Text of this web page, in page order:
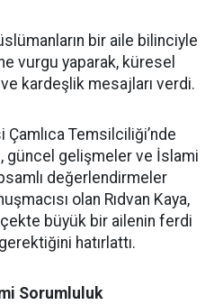
bir aile bilinciyle
vurgu yaparak, küresel
kardeşlik mesajları verdi.
Temsilciliği’nde
gelişmeler ve İslami
değerlendirmeler
olan Rıdvan Kaya,
büyük bir ailenin ferdi
hatırlattı.
Sorumluluk